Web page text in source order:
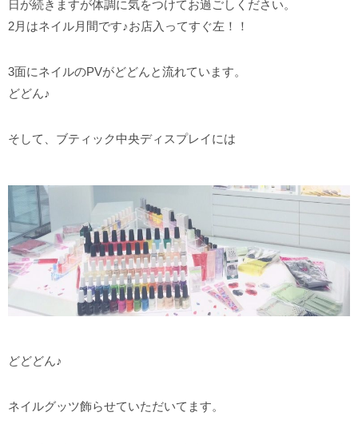
日が続きますが体調に気をつけてお過ごしください。
2月はネイル月間です♪お店入ってすぐ左！！
3面にネイルのPVがどどんと流れています。
どどん♪
そして、ブティック中央ディスプレイには
どどどん♪
ネイルグッツ飾らせていただいてます。